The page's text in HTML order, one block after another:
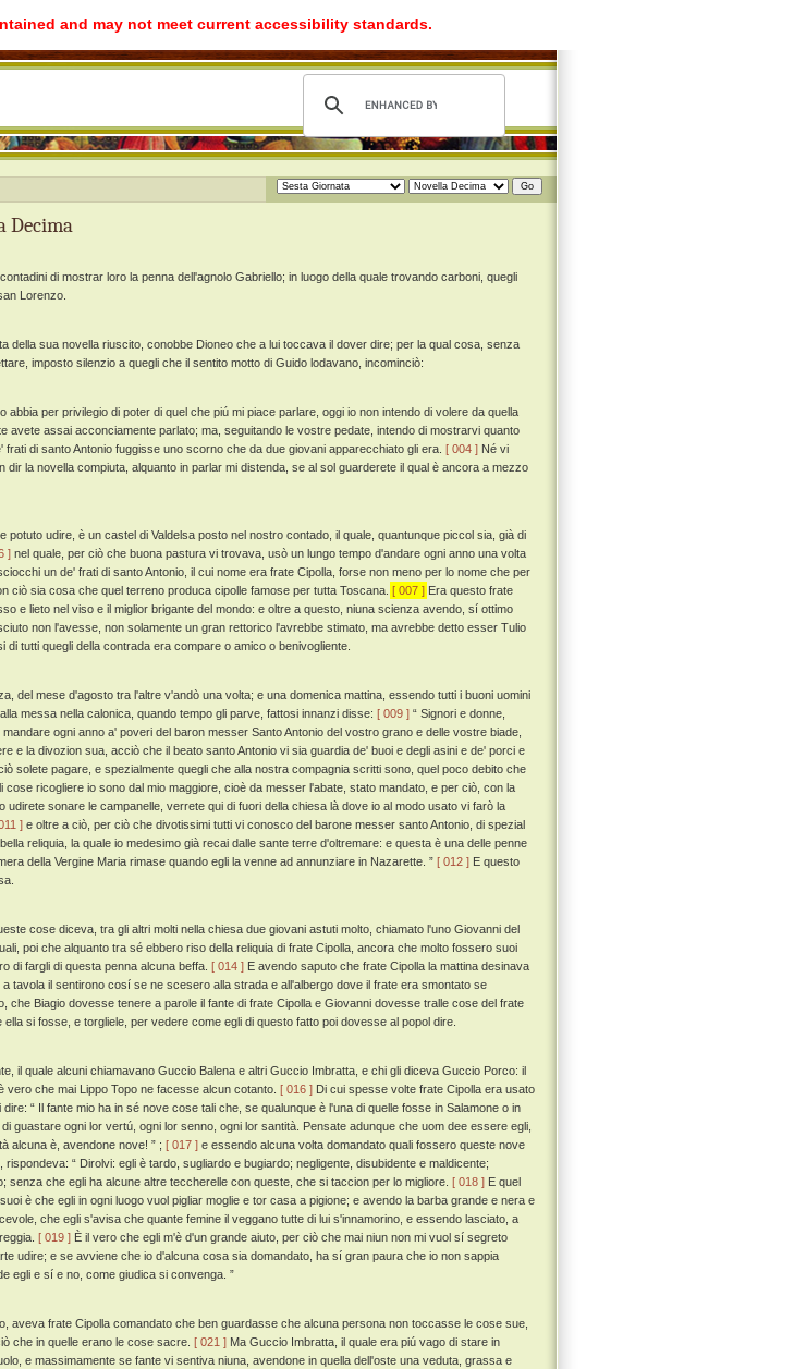
and may not meet current accessibility standards.
Decima
di mostrar loro la penna dell'agnolo Gabriello; in luogo della quale trovando carboni, quegli
Lorenzo.
della sua novella riuscito, conobbe Dioneo che a lui toccava il dover dire; per la qual cosa, senza
imposto silenzio a quegli che il sentito motto di Guido lodavano, incominciò:
abbia per privilegio di poter di quel che piú mi piace parlare, oggi io non intendo di volere da quella
avete assai acconciamente parlato; ma, seguitando le vostre pedate, intendo di mostrarvi quanto
di santo Antonio fuggisse uno scorno che da due giovani apparecchiato gli era. [ 004 ] Né vi
la novella compiuta, alquanto in parlar mi distenda, se al sol guarderete il qual è ancora a mezzo
potuto udire, è un castel di Valdelsa posto nel nostro contado, il quale, quantunque piccol sia, già di
] nel quale, per ciò che buona pastura vi trovava, usò un lungo tempo d'andare ogni anno una volta
un de' frati di santo Antonio, il cui nome era frate Cipolla, forse non meno per lo nome che per
ciò sia cosa che quel terreno produca cipolle famose per tutta Toscana. [ 007 ] Era questo frate
e lieto nel viso e il miglior brigante del mondo: e oltre a questo, niuna scienza avendo, sí ottimo
non l'avesse, non solamente un gran rettorico l'avrebbe stimato, ma avrebbe detto esser Tulio
di tutti quegli della contrada era compare o amico o benivogliente.
del mese d'agosto tra l'altre v'andò una volta; e una domenica mattina, essendo tutti i buoni uomini
messa nella calonica, quando tempo gli parve, fattosi innanzi disse: [ 009 ] “ Signori e donne,
ogni anno a' poveri del baron messer Santo Antonio del vostro grano e delle vostre biade,
e la divozion sua, acciò che il beato santo Antonio vi sia guardia de' buoi e degli asini e de' porci e
solete pagare, e spezialmente quegli che alla nostra compagnia scritti sono, quel poco debito che
cose ricogliere io sono dal mio maggiore, cioè da messer l'abate, stato mandato, e per ciò, con la
udirete sonare le campanelle, verrete qui di fuori della chiesa là dove io al modo usato vi farò la
] e oltre a ciò, per ciò che divotissimi tutti vi conosco del barone messer santo Antonio, di spezial
reliquia, la quale io medesimo già recai dalle sante terre d'oltremare: e questa è una delle penne
della Vergine Maria rimase quando egli la venne ad annunziare in Nazarette. ” [ 012 ] E questo
cose diceva, tra gli altri molti nella chiesa due giovani astuti molto, chiamato l'uno Giovanni del
poi che alquanto tra sé ebbero riso della reliquia di frate Cipolla, ancora che molto fossero suoi
di fargli di questa penna alcuna beffa. [ 014 ] E avendo saputo che frate Cipolla la mattina desinava
tavola il sentirono cosí se ne scesero alla strada e all'albergo dove il frate era smontato se
che Biagio dovesse tenere a parole il fante di frate Cipolla e Giovanni dovesse tralle cose del frate
si fosse, e torgliele, per vedere come egli di questo fatto poi dovesse al popol dire.
il quale alcuni chiamavano Guccio Balena e altri Guccio Imbratta, e chi gli diceva Guccio Porco: il
vero che mai Lippo Topo ne facesse alcun cotanto. [ 016 ] Di cui spesse volte frate Cipolla era usato
“ Il fante mio ha in sé nove cose tali che, se qualunque è l'una di quelle fosse in Salamone o in
guastare ogni lor vertú, ogni lor senno, ogni lor santità. Pensate adunque che uom dee essere egli,
alcuna è, avendone nove! ” ; [ 017 ] e essendo alcuna volta domandato quali fossero queste nove
“ Dirolvi: egli è tardo, sugliardo e bugiardo; negligente, disubidente e maldicente;
senza che egli ha alcune altre teccherelle con queste, che si taccion per lo migliore. [ 018 ] E quel
è che egli in ogni luogo vuol pigliar moglie e tor casa a pigione; e avendo la barba grande e nera e
che egli s'avisa che quante femine il veggano tutte di lui s'innamorino, e essendo lasciato, a
[ 019 ] È il vero che egli m'è d'un grande aiuto, per ciò che mai niun non mi vuol sí segreto
udire; e se avviene che io d'alcuna cosa sia domandato, ha sí gran paura che io non sappia
egli e sí e no, come giudica si convenga. ”
aveva frate Cipolla comandato che ben guardasse che alcuna persona non toccasse le cose sue,
che in quelle erano le cose sacre. [ 021 ] Ma Guccio Imbratta, il quale era piú vago di stare in
e massimamente se fante vi sentiva niuna, avendone in quella dell'oste una veduta, grassa e